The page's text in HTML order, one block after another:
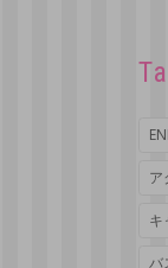
ア
キ
バ